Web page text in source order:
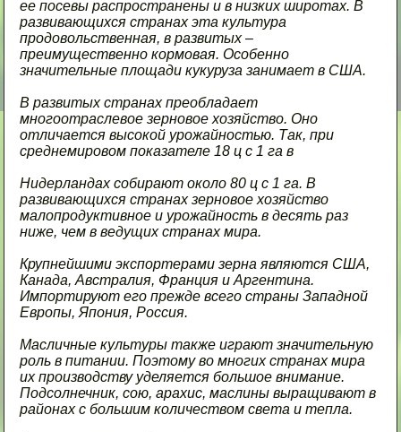
ее посевы распространены и в низких широтах. В
развивающихся странах эта культура
продовольственная, в развитых –
преимущественно кормовая. Особенно
значительные площади кукуруза занимает в США.
В развитых странах преобладает
многоотраслевое зерновое хозяйство. Оно
отличается высокой урожайностью. Так, при
среднемировом показателе 18 ц с 1 га в
Нидерландах собирают около 80 ц с 1 га. В
развивающихся странах зерновое хозяйство
малопродуктивное и урожайность в десять раз
ниже, чем в ведущих странах мира.
Крупнейшими экспортерами зерна являются США,
Канада, Австралия, Франция и Аргентина.
Импортируют его прежде всего страны Западной
Европы, Япония, Россия.
Масличные культуры также играют значительную
роль в питании. Поэтому во многих странах мира
их производству уделяется большое внимание.
Подсолнечник, сою, арахис, маслины выращивают в
районах с большим количеством света и тепла.